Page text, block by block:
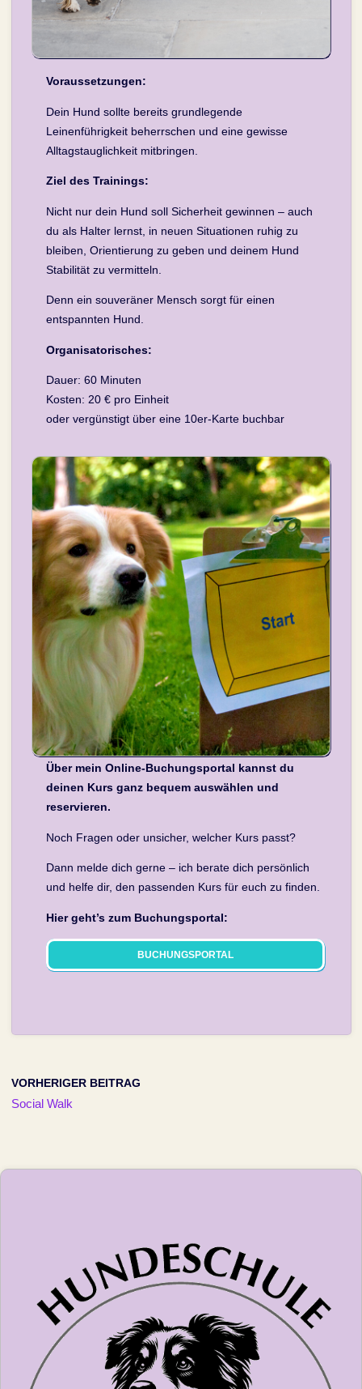
Voraussetzungen:
Dein Hund sollte bereits grundlegende
Leinenführigkeit beherrschen und eine gewisse
Alltagstauglichkeit mitbringen.
Ziel des Trainings:
Nicht nur dein Hund soll Sicherheit gewinnen – auch
du als Halter lernst, in neuen Situationen ruhig zu
bleiben, Orientierung zu geben und deinem Hund
Stabilität zu vermitteln.
Denn ein souveräner Mensch sorgt für einen
entspannten Hund.
Organisatorisches:
Dauer: 60 Minuten
Kosten: 20 € pro Einheit
oder vergünstigt über eine 10er-Karte buchbar
Über mein Online-Buchungsportal kannst du
deinen Kurs ganz bequem auswählen und
reservieren.
Noch Fragen oder unsicher, welcher Kurs passt?
Dann melde dich gerne – ich berate dich persönlich
und helfe dir, den passenden Kurs für euch zu finden.
Hier geht’s zum Buchungsportal:
BUCHUNGSPORTAL
VORHERIGER BEITRAG
Social Walk